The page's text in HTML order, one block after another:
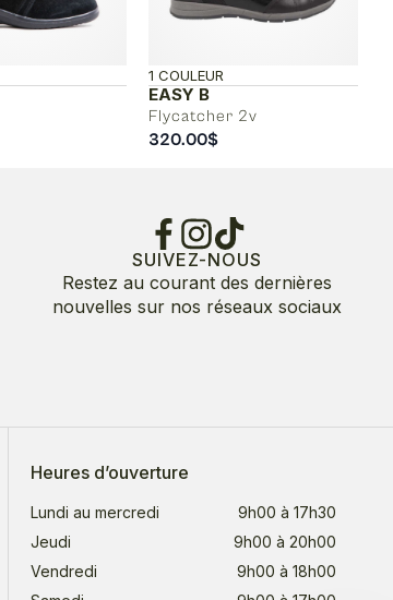
EASY B
Flycatcher 2v
1 COULEUR
320.00$
SUIVEZ-NOUS
Restez au courant des dernières
nouvelles sur nos réseaux sociaux
Heures d’ouverture
Lundi au mercredi
9h00 à 17h30
Jeudi
9h00 à 20h00
Vendredi
9h00 à 18h00